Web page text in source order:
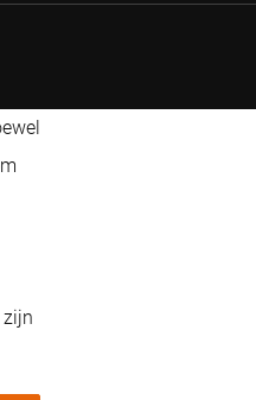
zijn